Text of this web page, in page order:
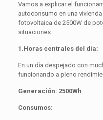
Vamos a explicar el
autoconsumo en una
fotovoltaica de 2500W de
situaciones:
1.Horas centrales del día:
En un día despejado con
funcionando a pleno
Generación: 2500Wh
Consumos: